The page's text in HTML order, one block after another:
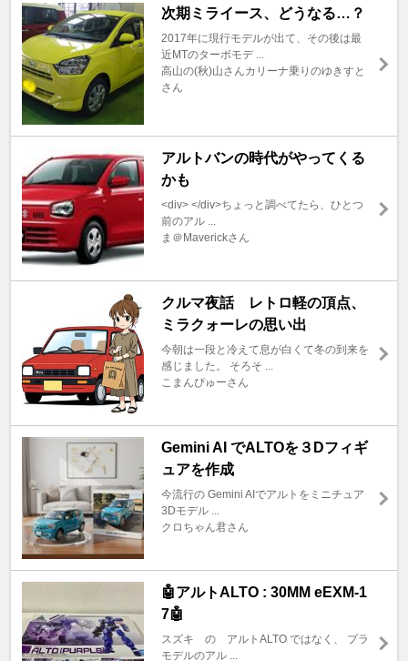
次期ミライース、どうなる…？
2017年に現行モデルが出て、その後は最
近MTのターボモデ ...
高山の(秋)山さんカリーナ乗りのゆきすと
さん
アルトバンの時代がやってくる
かも
<div> </div>ちょっと調べてたら、ひとつ
前のアル ...
ま＠Maverickさん
クルマ夜話 レトロ軽の頂点、
ミラクォーレの思い出
今朝は一段と冷えて息が白くて冬の到来を
感じました。 そろそ ...
こまんぴゅーさん
Gemini AI でALTOを３Dフィギ
ュアを作成
今流行の Gemini AIでアルトをミニチュア
3Dモデル ...
クロちゃん君さん
🤖アルトALTO : 30MM eEXM-1
7🤖
スズキ の アルトALTO ではなく、 プラ
モデルのアル ...